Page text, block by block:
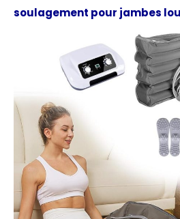
soulagement pour jambes